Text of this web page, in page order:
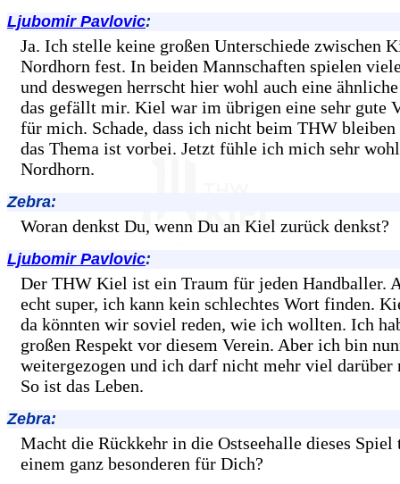
Ljubomir Pavlovic:
Ja. Ich stelle keine großen Unterschiede zwischen
Nordhorn fest. In beiden Mannschaften spielen
und deswegen herrscht hier wohl auch eine
das gefällt mir. Kiel war im übrigen eine sehr gute
für mich. Schade, dass ich nicht beim THW
das Thema ist vorbei. Jetzt fühle ich mich sehr
Nordhorn.
Zebra:
Woran denkst Du, wenn Du an Kiel zurück denkst?
Ljubomir Pavlovic:
Der THW Kiel ist ein Traum für jeden Handballer.
echt super, ich kann kein schlechtes Wort finden.
da könnten wir soviel reden, wie ich wollten. Ich
großen Respekt vor diesem Verein. Aber ich bin
weitergezogen und ich darf nicht mehr viel darüber
So ist das Leben.
Zebra:
Macht die Rückkehr in die Ostseehalle dieses Spiel
einem ganz besonderen für Dich?